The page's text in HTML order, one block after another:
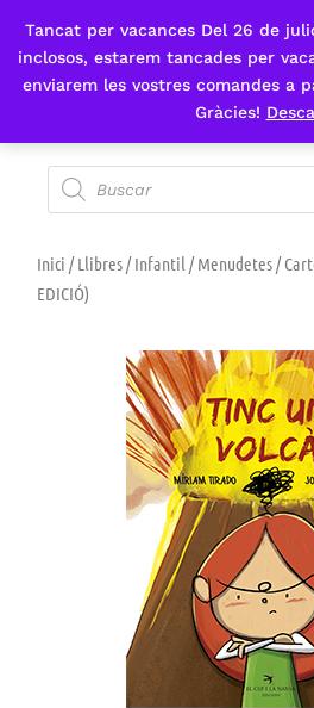
Tancat per vacances Del 26 de
inclosos, estarem tancades per
enviarem les vostres comandes a
Gràcies!
Fes-te'n sòcia
Inici /Llibres/Infantil /Menudetes /
EDICIÓ)